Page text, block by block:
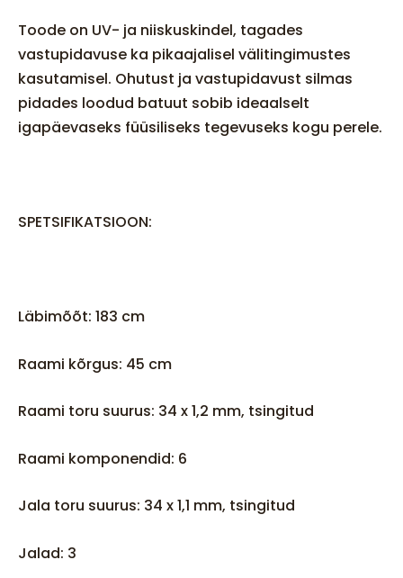
Toode on UV- ja niiskuskindel, tagades
vastupidavuse ka pikaajalisel välitingimustes
kasutamisel. Ohutust ja vastupidavust silmas
pidades loodud batuut sobib ideaalselt
igapäevaseks füüsiliseks tegevuseks kogu perele.
SPETSIFIKATSIOON:
Läbimõõt: 183 cm
Raami kõrgus: 45 cm
Raami toru suurus: 34 x 1,2 mm, tsingitud
Raami komponendid: 6
Jala toru suurus: 34 x 1,1 mm, tsingitud
Jalad: 3